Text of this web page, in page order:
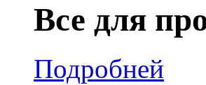
Все для
Подробней